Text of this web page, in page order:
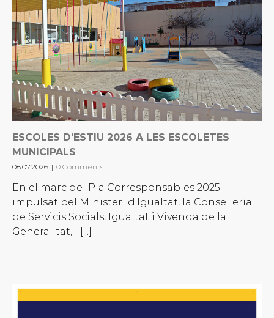
ESCOLES D’ESTIU 2026 A LES ESCOLETES
MUNICIPALS
08.07.2026 | 0 Comments
En el marc del Pla Corresponsables 2025
impulsat pel Ministeri d'Igualtat, la Conselleria
de Servicis Socials, Igualtat i Vivenda de la
Generalitat, i [...]